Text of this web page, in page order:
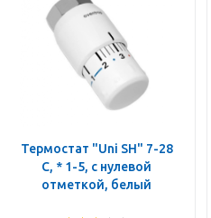
Термостат "Uni SH" 7-28
C, * 1-5, с нулевой
отметкой, белый